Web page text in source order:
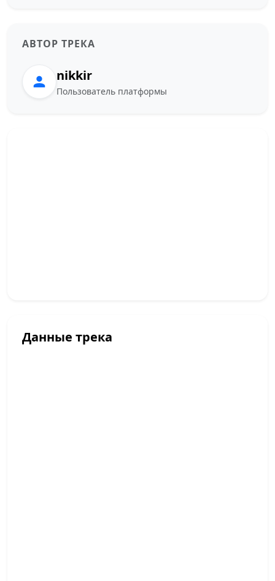
АВТОР ТРЕКА
nikkir
Пользователь платформы
Данные трека